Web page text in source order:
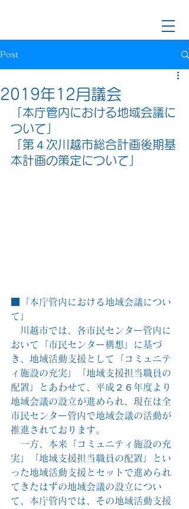
Post
2019年12月議会
「本庁管内における地域会議に
ついて」
「第４次川越市総合計画後期基
本計画の策定について」
■「本庁管内における地域会議につい
て」
川越市では、各市民センター管内に
おいて「市民センター構想」に基づ
き、地域活動支援として「コミュニテ
ィ施設の充実」「地域支援担当職員の
配置」とあわせて、平成２６年度より
地域会議の設立が進められ、現在は全
市民センター管内で地域会議の活動が
推進されております。
一方、本来「コミュニティ施設の充
実」「地域支援担当職員の配置」とい
った地域活動支援とセットで進められ
てきたはずの地域会議の設立につい
て、本庁管内では、その地域活動支援